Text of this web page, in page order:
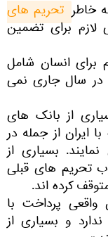
خاطر
برای تضمین
برای انسان شامل
سال جاری نمی
از بانک های
ایران از جمله در
بسیاری از
تحریم های قبلی
کرده اند.
واقعی پرداخت با
و بسیاری از